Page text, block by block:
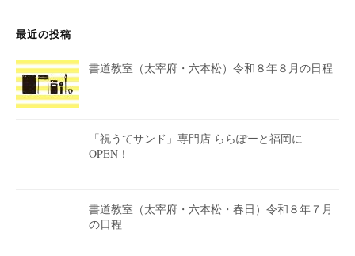
最近の投稿
書道教室（太宰府・六本松）令和８年８月の日程
「祝うてサンド」専門店 ららぽーと福岡に
OPEN！
書道教室（太宰府・六本松・春日）令和８年７月
の日程